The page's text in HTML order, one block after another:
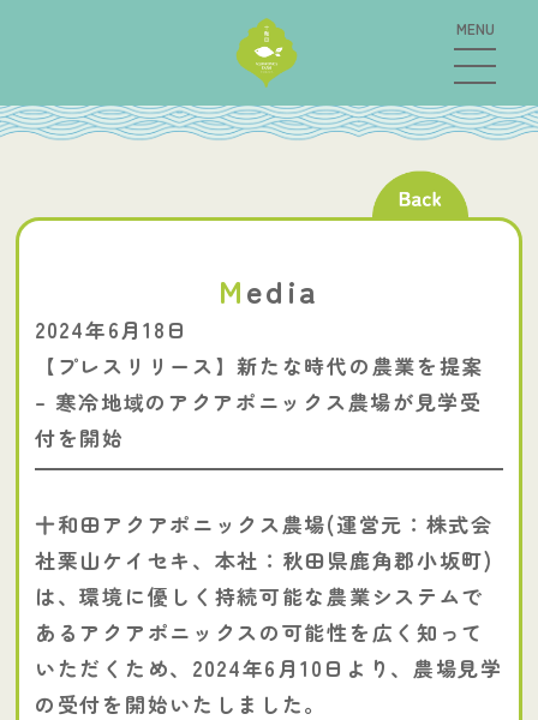
Media
2024年6月18日
【プレスリリース】新たな時代の農業を提案
– 寒冷地域のアクアポニックス農場が見学受
付を開始
十和田アクアポニックス農場(運営元：株式会
社栗山ケイセキ、本社：秋田県鹿角郡小坂町)
は、環境に優しく持続可能な農業システムで
あるアクアポニックスの可能性を広く知って
いただくため、2024年6月10日より、農場見学
の受付を開始いたしました。